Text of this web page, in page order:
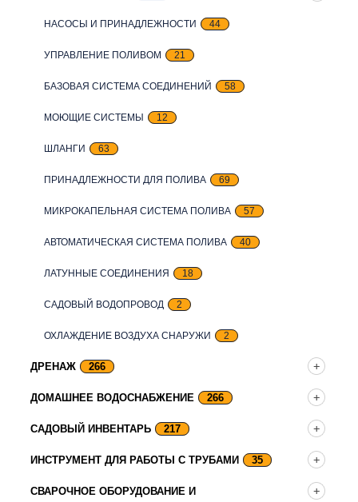
НАСОСЫ И ПРИНАДЛЕЖНОСТИ 44
УПРАВЛЕНИЕ ПОЛИВОМ 21
БАЗОВАЯ СИСТЕМА СОЕДИНЕНИЙ 58
МОЮЩИЕ СИСТЕМЫ 12
ШЛАНГИ 63
ПРИНАДЛЕЖНОСТИ ДЛЯ ПОЛИВА 69
МИКРОКАПЕЛЬНАЯ СИСТЕМА ПОЛИВА 57
АВТОМАТИЧЕСКАЯ СИСТЕМА ПОЛИВА 40
ЛАТУННЫЕ СОЕДИНЕНИЯ 18
САДОВЫЙ ВОДОПРОВОД 2
ОХЛАЖДЕНИЕ ВОЗДУХА СНАРУЖИ 2
ДРЕНАЖ 266
ДОМАШНЕЕ ВОДОСНАБЖЕНИЕ 266
САДОВЫЙ ИНВЕНТАРЬ 217
ИНСТРУМЕНТ ДЛЯ РАБОТЫ С ТРУБАМИ 35
СВАРОЧНОЕ ОБОРУДОВАНИЕ И